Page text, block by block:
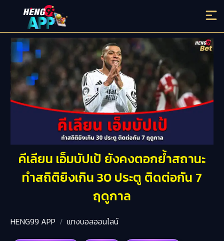
คีเลียน เอ็มบัปเป้ ยังคงตอกย้ำสถานะ
ทำสถิติยิงเกิน 30 ประตู ติดต่อกัน 7
ฤดูกาล
HENG99 APP แทงบอลออนไลน์